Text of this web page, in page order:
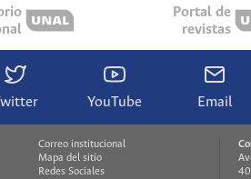
Portal de
revistas
YouTube Email
Correo institucional
Mapa del sitio
Redes Sociales